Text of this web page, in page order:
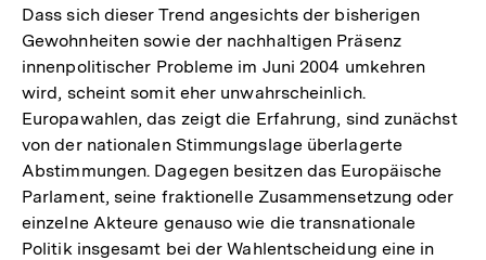
Auflösung
der
Fußnote
Dass sich dieser Trend angesichts der bisherigen
Gewohnheiten sowie der nachhaltigen Präsenz
innenpolitischer Probleme im Juni 2004 umkehren
wird, scheint somit eher unwahrscheinlich.
Europawahlen, das zeigt die Erfahrung, sind zunächst
von der nationalen Stimmungslage überlagerte
Abstimmungen. Dagegen besitzen das Europäische
Parlament, seine fraktionelle Zusammensetzung oder
einzelne Akteure genauso wie die transnationale
Politik insgesamt bei der Wahlentscheidung eine in